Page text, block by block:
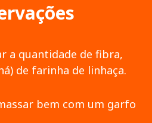
a quantidade de fibra,
de farinha de linhaça.
bem com um garfo